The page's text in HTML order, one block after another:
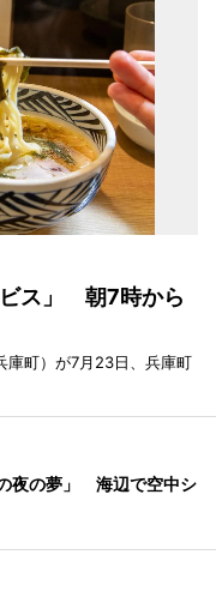
ス」 朝7時から
庫町）が7月23日、兵庫町
夜の夢」 海辺で空中シ